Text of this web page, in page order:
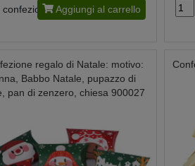
confezione Aggiungi al carrello
regalo di Natale: motivo:
Babbo Natale, pupazzo di
pan di zenzero, chiesa 900027